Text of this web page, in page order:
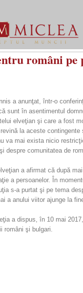
români
a anunţat, într-o
sunt în asentimentul
elveţian şi care a fost
la aceste
va mai exista nicio
despre comunitatea de
a afirmat că după
a persoanelor. În
s-a purtat şi pe tema
a anului viitor ajunge la
a dispus, în 10 mai
români şi bulgari.